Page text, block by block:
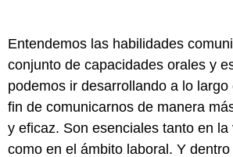
Entendemos las habilidades
conjunto de capacidades orales y
podemos ir desarrollando a lo largo
fin de comunicarnos de manera
y eficaz. Son esenciales tanto en la
como en el ámbito laboral. Y